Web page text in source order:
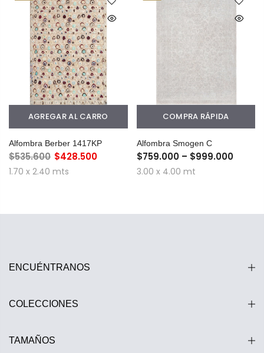
AGREGAR AL CARRO
Alfombra Berber 1417KP
$535.600 $428.500
1.70 x 2.40 mts
COMPRA RÁPIDA
Alfombra Smogen C
$759.000 – $999.000
3.00 x 4.00 mt
ENCUÉNTRANOS
COLECCIONES
TAMAÑOS